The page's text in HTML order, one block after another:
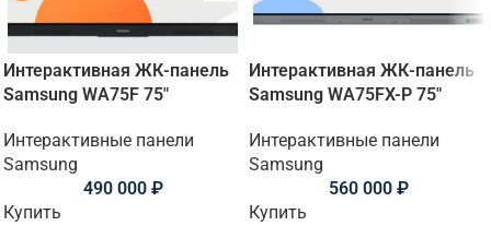
Интерактивная ЖК-панель
Samsung WA75F 75"
Интерактивные панели
Samsung
490 000 ₽
Купить
Интерактивная ЖК-панель
Samsung WA75FX-P 75"
Интерактивные панели
Samsung
560 000 ₽
Купить